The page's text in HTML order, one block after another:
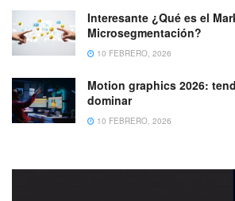
Interesante ¿Qué es el
Microsegmentación?
10 FEBRERO, 2026
Motion graphics 2026:
dominar
10 FEBRERO, 2026